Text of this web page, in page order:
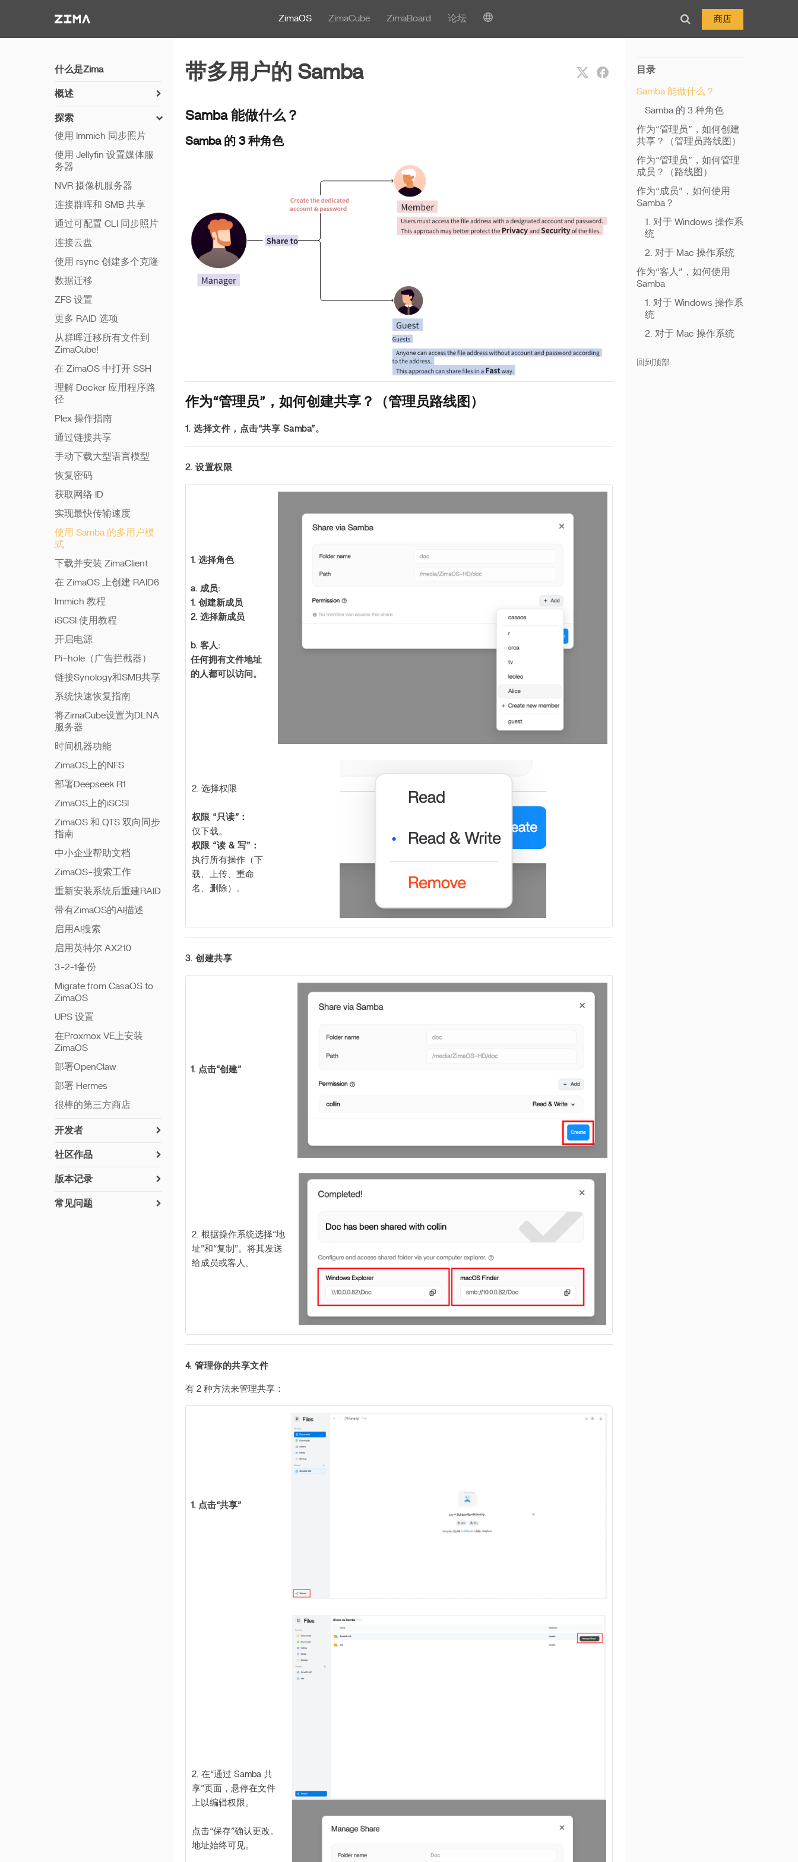
ZimaOS ZimaCube ZimaBoard 论坛 商店
带多用户的 Samba
Samba 能做什么？
Samba 的 3 种角色
作为“管理员”，如何创建共享？（管理员路线图）
1. 选择文件，点击“共享 Samba”。
2. 设置权限
1. 选择角色
a. 成员:
1. 创建新成员
2. 选择新成员
b. 客人:
任何拥有文件地址
的人都可以访问。
2. 选择权限
权限 “只读”：
仅下载。
权限 “读 & 写”：
执行所有操作（下
载、上传、重命
名、删除）。
3. 创建共享
1. 点击“创建”
2. 根据操作系统选择“地
址”和“复制”。将其发送
给成员或客人。
4. 管理你的共享文件
有 2 种方法来管理共享：
1. 点击“共享”
2. 在“通过 Samba 共
享”页面，悬停在文件
上以编辑权限。
点击“保存”确认更改。
地址始终可见。
目录
Samba 能做什么？
Samba 的 3 种角色
作为“管理员”，如何创建
共享？（管理员路线图）
作为“管理员”，如何管理
成员？（路线图）
作为“成员”，如何使用
Samba？
1. 对于 Windows 操作系
统
2. 对于 Mac 操作系统
作为“客人”，如何使用
Samba
1. 对于 Windows 操作系
统
2. 对于 Mac 操作系统
回到顶部
什么是Zima
概述
如何安装 ZimaOS
开始使用
功能
远程访问
Thunderbolt PC 直连
探索
使用 Immich 同步照片
使用 Jellyfin 设置媒体服
务器
NVR 摄像机服务器
连接群晖和 SMB 共享
通过可配置 CLI 同步照片
连接云盘
使用 rsync 创建多个克隆
数据迁移
ZFS 设置
更多 RAID 选项
从群晖迁移所有文件到
ZimaCube!
在 ZimaOS 中打开 SSH
理解 Docker 应用程序路
径
Plex 操作指南
通过链接共享
手动下载大型语言模型
恢复密码
获取网络 ID
实现最快传输速度
使用 Samba 的多用户模
式
下载并安装 ZimaClient
在 ZimaOS 上创建 RAID6
Immich 教程
iSCSI 使用教程
开启电源
Pi-hole（广告拦截器）
链接Synology和SMB共享
系统快速恢复指南
将ZimaCube设置为DLNA
服务器
时间机器功能
ZimaOS上的NFS
部署Deepseek R1
ZimaOS上的iSCSI
ZimaOS 和 QTS 双向同步
指南
中小企业帮助文档
ZimaOS-搜索工作
重新安装系统后重建RAID
带有ZimaOS的AI描述
启用AI搜索
启用英特尔 AX210
3-2-1备份
Migrate from CasaOS to
ZimaOS
UPS 设置
在Proxmox VE上安装
ZimaOS
部署OpenClaw
部署 Hermes
很棒的第三方商店
开发者
如何安装 ZimaOS
设置 Python
构建应用程序
社区作品
如何贡献
建议）
版本记录
v 1.7.0
常见问题